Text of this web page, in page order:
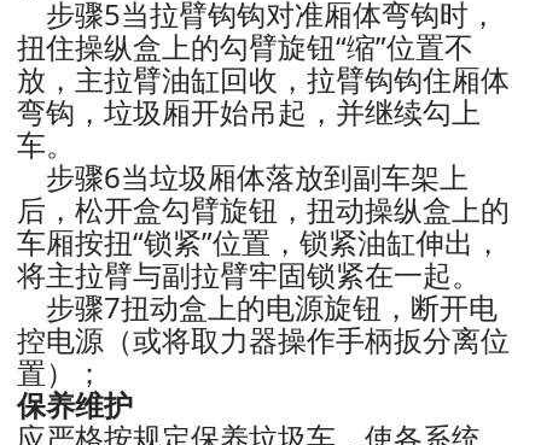
步骤5当拉臂钩钩对准厢体弯钩时，
扭住操纵盒上的勾臂旋钮“缩”位置不
放，主拉臂油缸回收，拉臂钩钩住厢体
弯钩，垃圾厢开始吊起，并继续勾上
车。
步骤6当垃圾厢体落放到副车架上
后，松开盒勾臂旋钮，扭动操纵盒上的
车厢按扭“锁紧”位置，锁紧油缸伸出，
将主拉臂与副拉臂牢固锁紧在一起。
步骤7扭动盒上的电源旋钮，断开电
控电源（或将取力器操作手柄扳分离位
置）；
保养维护